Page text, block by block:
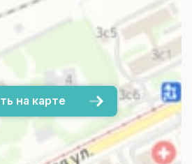
на карте